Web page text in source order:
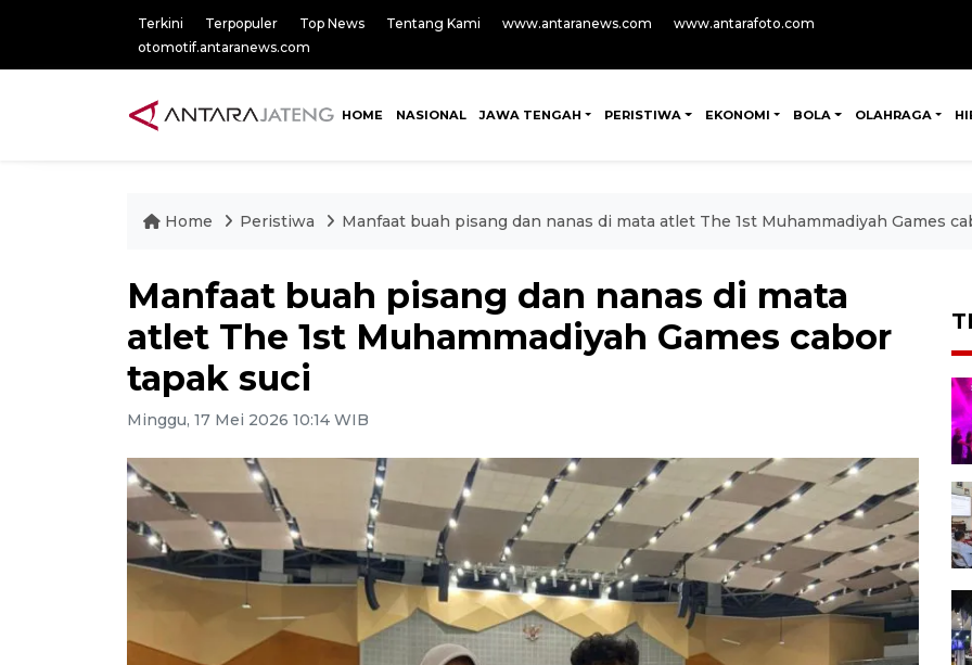
Terkini Terpopuler Top News Tentang Kami www.antaranews.com
www.antarafoto.com
otomotif.antaranews.com
HOME NASIONAL JAWA TENGAH PERISTIWA EKONOMI BOLA OLAHRAGA
Home Peristiwa Manfaat buah pisang dan nanas di mata atlet The 1st Muhammadiyah Games
Manfaat buah pisang dan nanas di mata
atlet The 1st Muhammadiyah Games cabor
tapak suci
Minggu, 17 Mei 2026 10:14 WIB